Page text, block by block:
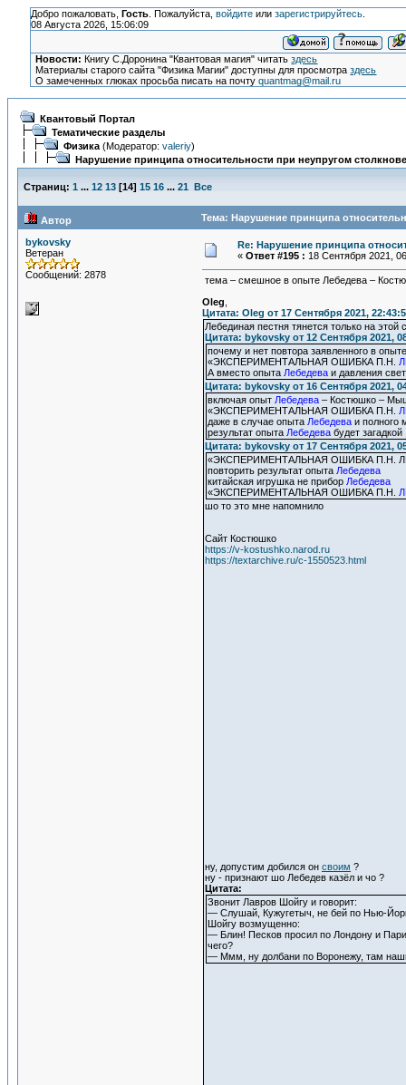
Добро пожаловать, Гость. Пожалуйста, войдитеили зарегистрируйтесь.
08 Августа 2026, 15:06:09
Новости: Книгу С.Доронина "Квантовая магия" читатьздесь
Материалы старого сайта "Физика Магии" доступны для просмотраздесь
О замеченных глюках просьба писать на почтуquantmag@mail.ru
Квантовый Портал
Тематические разделы
Физика (Модератор: valeriy)
Нарушение принципа относительности при неупругом
Страниц: 1 ... 12 13 [14] 15 16 ... 21 Все
Автор Тема: Нарушение принципа
bykovsky
Ветеран
Сообщений: 2878
Re: Нарушение принципа
« Ответ #195 : 18 Сентября 2021,
тема – смешное в опыте Лебедева –
Oleg
Цитата: Oleg от 17 Сентября 2021,
Лебединая пестня тянется только на этой
Цитата: bykovsky от 12 Сентября 2021,
почему и нет повтора заявленного в
«ЭКСПЕРИМЕНТАЛЬНАЯ ОШИБКА П.Н.
А вместо опыта Лебедева и давления
Цитата: bykovsky от 16 Сентября 2021,
включая опыт Лебедева – Костюшко –
«ЭКСПЕРИМЕНТАЛЬНАЯ ОШИБКА П.Н.
даже в случае опыта Лебедева и полного
результат опыта Лебедева будет загадкой
Цитата: bykovsky от 17 Сентября 2021,
«ЭКСПЕРИМЕНТАЛЬНАЯ ОШИБКА П.Н.
повторить результат опыта Лебедева
китайская игрушка не прибор Лебедева
«ЭКСПЕРИМЕНТАЛЬНАЯ ОШИБКА П.Н.
шо то это мне напомнило
Сайт Костюшко
https://v-kostushko.narod.ru
https://textarchive.ru/c-1550523.html
ну, допустим добился он своим ?
ну - признают шо Лебедев казёл и чо ?
Цитата:
Звонит Лавров Шойгу и говорит:
— Слушай, Кужугетыч, не бей по Нью-
Шойгу возмущенно:
— Блин! Песков просил по Лондону и
чего?
— Ммм, ну долбани по Воронежу, там